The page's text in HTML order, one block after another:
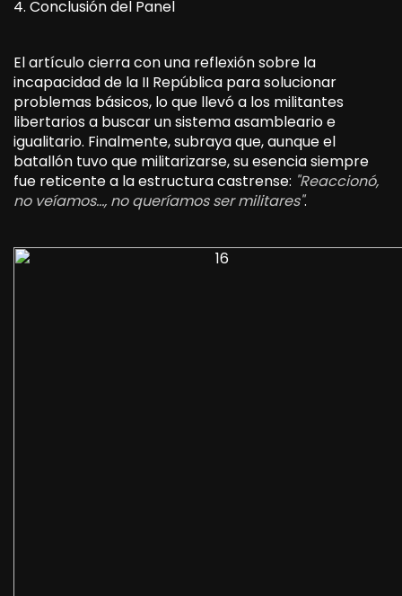
4. Conclusión del Panel
El artículo cierra con una reflexión sobre la
incapacidad de la II República para solucionar
problemas básicos, lo que llevó a los militantes
libertarios a buscar un sistema asambleario e
igualitario. Finalmente, subraya que, aunque el
batallón tuvo que militarizarse, su esencia siempre
fue reticente a la estructura castrense: "Reaccionó,
no veíamos…, no queríamos ser militares".